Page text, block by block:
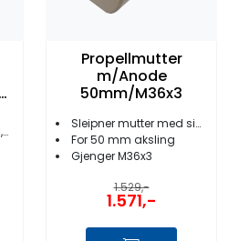
Propellmutter
m/Anode
50mm/M36x3
Sleipner mutter med sink
For 50 mm aksling
Gjenger M36x3
1.529,-
1.571,-